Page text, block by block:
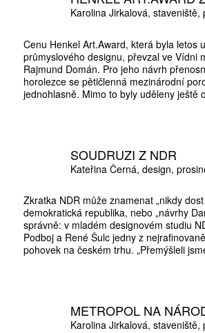
Karolina Jirkalová staveniště
Cenu Henkel Art.Award, která byla letos
průmyslového designu, převzal ve Vídni
Rajmund Domán. Pro jeho návrh
horolezce se pětičlenná mezinárodní
jednohlasně. Mimo to byly uděleny ještě
SOUDRUZI Z NDR
Kateřina Černá design
Zkratka NDR může znamenat „nikdy
demokratická republika, nebo „návrhy
správně: v mladém designovém studiu
Podboj a René Šulc jedny z
pohovek na českém trhu. „Přemýšleli
METROPOL NA
Karolina Jirkalová staveniště